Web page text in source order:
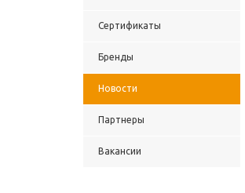
Сертификаты
Бренды
Новости
Партнеры
Вакансии